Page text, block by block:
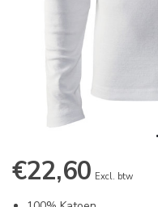
€22,60 Excl. btw